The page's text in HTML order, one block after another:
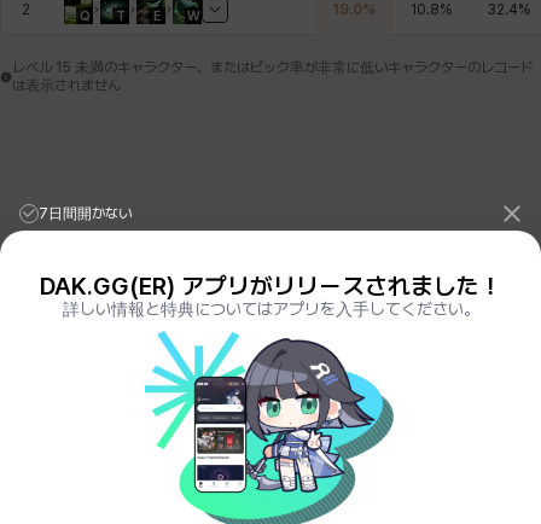
ヤン ユスティナ
レオン レニ レノア
2 Q T E W 19.0% 10.8% 32.4%
レベル 15 未満のキャラクター、またはピック率が非常に低いキャラクターのレコード
は表示されません
League of Legends Stats PORO.GG
Teamfight Tactics Stats
LOLCHESS.GG
VALORANT.DAK.GG
PUBG.DAK.GG
Eternal Return StatsER.DAK.GG
Genshin Impact Stats
GENSHIN.DAK.GG
DEADLOCK.DAK.GG
7日間開かない
DAK.GG(ER) アプリがリリースされました！
詳しい情報と特典についてはアプリを入手してください。